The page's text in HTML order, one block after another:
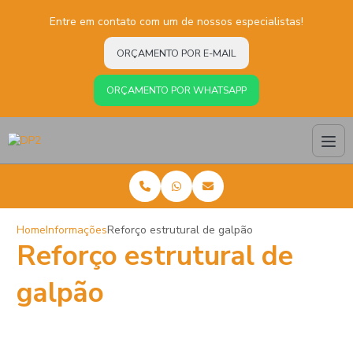
Entre em contato com um de nossos especialistas!
ORÇAMENTO POR E-MAIL
ORÇAMENTO POR WHATSAPP
HomeInformaçõesReforço estrutural de galpão
Reforço estrutural de
galpão